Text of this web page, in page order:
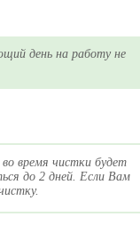
день на работу не
время чистки будет
до 2 дней. Если Вам